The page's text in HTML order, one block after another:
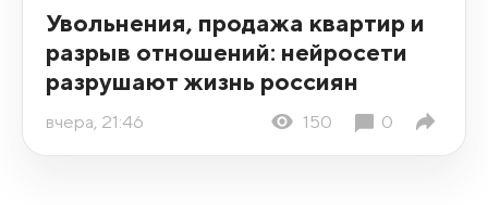
Увольнения, продажа квартир и
разрыв отношений: нейросети
разрушают жизнь россиян
вчера, 21:46 150 0